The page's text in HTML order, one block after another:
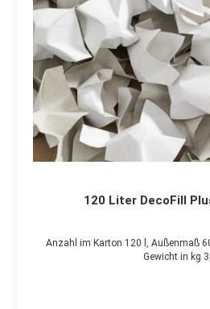
120 Liter DecoFill
Anzahl im Karton 120 l, Außenmaß
Gewicht in kg